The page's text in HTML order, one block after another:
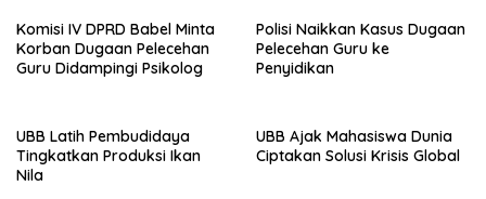
Komisi IV DPRD Babel Minta
Korban Dugaan Pelecehan
Guru Didampingi Psikolog
Polisi Naikkan Kasus Dugaan
Pelecehan Guru ke
Penyidikan
UBB Latih Pembudidaya
Tingkatkan Produksi Ikan
Nila
UBB Ajak Mahasiswa Dunia
Ciptakan Solusi Krisis Global